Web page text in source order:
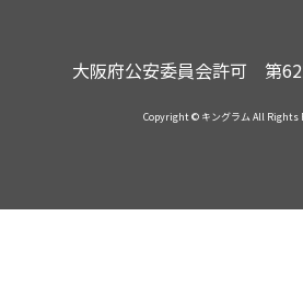
大阪府公安委員会許可 第
Copyright © キングラム All Rights